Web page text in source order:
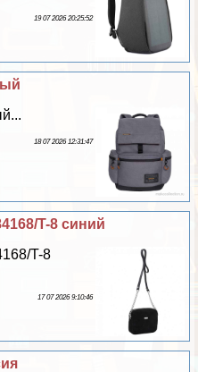
19 07 2026 20:25:52
18 07 2026 12:31:47
T-8 синий
T-8
17 07 2026 9:10:46